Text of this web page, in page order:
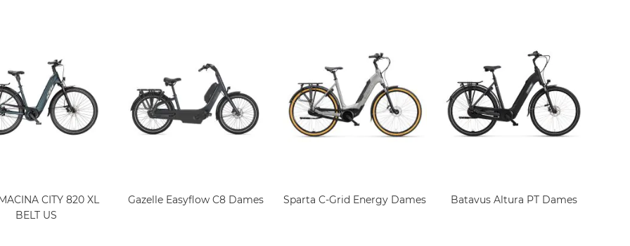
CITY 820 XL
BELT US
Gazelle Easyflow C8 Dames Sparta C-Grid Energy Dames Batavus Altura PT Dames